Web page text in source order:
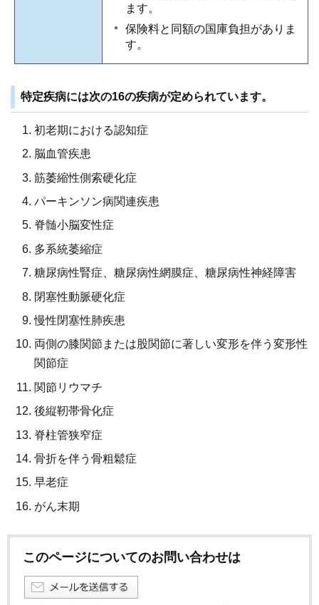
ます。
保険料と同額の国庫負担がありま
す。
特定疾病には次の16の疾病が定められています。
初老期における認知症
脳血管疾患
筋萎縮性側索硬化症
パーキンソン病関連疾患
脊髄小脳変性症
多系統萎縮症
糖尿病性腎症、糖尿病性網膜症、糖尿病性神経障害
閉塞性動脈硬化症
慢性閉塞性肺疾患
両側の膝関節または股関節に著しい変形を伴う変形性
関節症
関節リウマチ
後縦靭帯骨化症
脊柱管狭窄症
骨折を伴う骨粗鬆症
早老症
がん末期
このページについてのお問い合わせは